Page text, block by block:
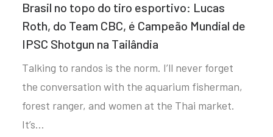
Brasil no topo do tiro esportivo: Lucas
Roth, do Team CBC, é Campeão Mundial de
IPSC Shotgun na Tailândia
Talking to randos is the norm. I’ll never forget
the conversation with the aquarium fisherman,
forest ranger, and women at the Thai market.
It’s…